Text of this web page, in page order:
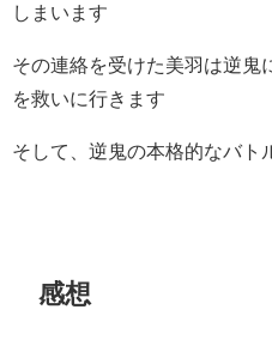
しまいます
その連絡を受けた美羽は逆鬼
を救いに行きます
そして、逆鬼の本格的なバト
感想